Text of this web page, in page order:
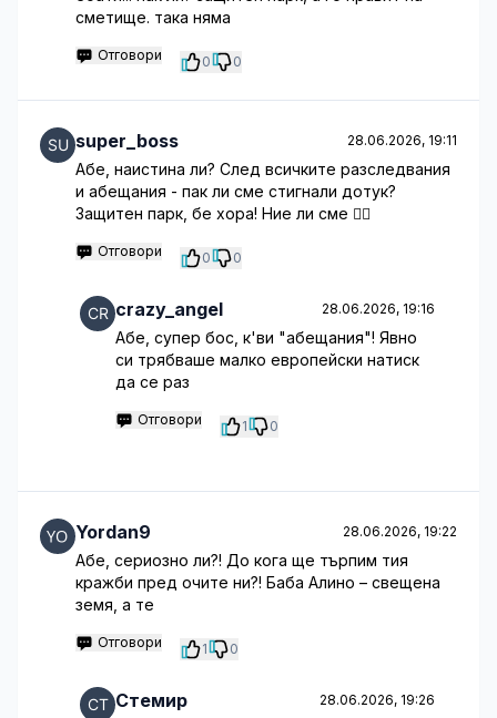
сметище. така няма
Отговори 0 0
super_boss 28.06.2026, 19:11
Абе, наистина ли? След всичките разследвания
и абещания - пак ли сме стигнали дотук?
Защитен парк, бе хора! Ние ли сме 🤷‍♂️
Отговори 0 0
crazy_angel 28.06.2026, 19:16
Абе, супер бос, к'ви "абещания"! Явно
си трябваше малко европейски натиск
да се раз
Отговори 1 0
Yordan9 28.06.2026, 19:22
Абе, сериозно ли?! До кога ще търпим тия
кражби пред очите ни?! Баба Алино – свещена
земя, а те
Отговори 1 0
Стемир 28.06.2026, 19:26